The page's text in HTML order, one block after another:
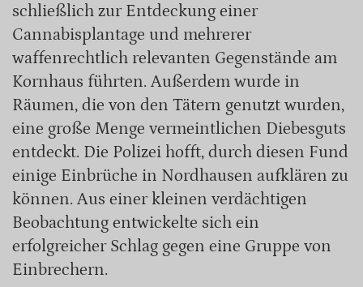
schließlich zur Entdeckung einer
Cannabisplantage und mehrerer
waffenrechtlich relevanten Gegenstände am
Kornhaus führten. Außerdem wurde in
Räumen, die von den Tätern genutzt wurden,
eine große Menge vermeintlichen Diebesguts
entdeckt. Die Polizei hofft, durch diesen Fund
einige Einbrüche in Nordhausen aufklären zu
können. Aus einer kleinen verdächtigen
Beobachtung entwickelte sich ein
erfolgreicher Schlag gegen eine Gruppe von
Einbrechern.